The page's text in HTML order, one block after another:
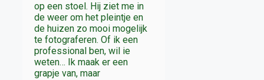
op een stoel. Hij ziet me in
de weer om het pleintje en
de huizen zo mooi mogelijk
te fotograferen. Of ik een
professional ben, wil ie
weten… Ik maak er een
grapje van, maar